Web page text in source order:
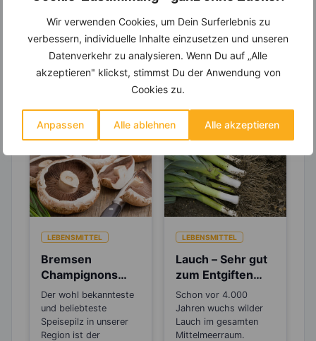
Wir verwenden Cookies, um Dein Surferlebnis zu
verbessern, individuelle Inhalte einzusetzen und unseren
Datenverkehr zu analysieren. Wenn Du auf „Alle
akzeptieren" klickst, stimmst Du der Anwendung von
Cookies zu.
Anpassen Alle ablehnen Alle akzeptieren
Erfahre mehr über die Zutaten
LEBENSMITTEL
Bremsen
Champignons
den
Alterungsprozes
s aus?
Der wohl bekannteste
und beliebteste
Speisepilz in unserer
Region ist der
LEBENSMITTEL
Lauch – Sehr gut
zum Entgiften
und Detoxen
Schon vor 4.000
Jahren wuchs wilder
Lauch im gesamten
Mittelmeerraum.